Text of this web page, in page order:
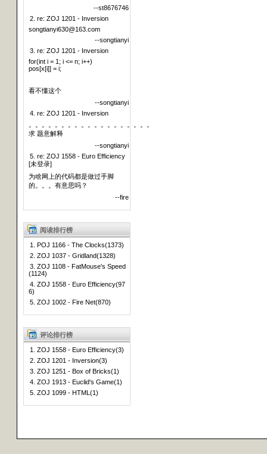
--st8676746
2. re: ZOJ 1201 - Inversion
songtianyi630@163.com
--songtianyi
3. re: ZOJ 1201 - Inversion
for(int i = 1; i <= n; i++)
pos[x[i]] = i;
看不懂这个
--songtianyi
4. re: ZOJ 1201 - Inversion
。。。。。。。。。。。。。。。。。。。
求 题意解释
--songtianyi
5. re: ZOJ 1558 - Euro Efficiency
[未登录]
为啥网上的代码都是做过手脚
的。。。有意思吗？
--fire
阅读排行榜
1. POJ 1166 - The Clocks(1373)
2. ZOJ 1037 - Gridland(1328)
3. ZOJ 1108 - FatMouse's Speed
(1124)
4. ZOJ 1558 - Euro Efficiency(97
6)
5. ZOJ 1002 - Fire Net(870)
评论排行榜
1. ZOJ 1558 - Euro Efficiency(3)
2. ZOJ 1201 - Inversion(3)
3. ZOJ 1251 - Box of Bricks(1)
4. ZOJ 1913 - Euclid's Game(1)
5. ZOJ 1099 - HTML(1)